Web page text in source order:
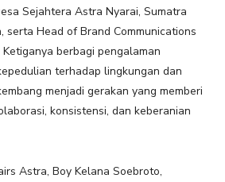
Sejahtera Astra Nyarai, Sumatra
serta Head of Brand Communications
berbagi pengalaman
terhadap lingkungan dan
menjadi gerakan yang memberi
konsistensi, dan keberanian
Astra, Boy Kelana Soebroto,